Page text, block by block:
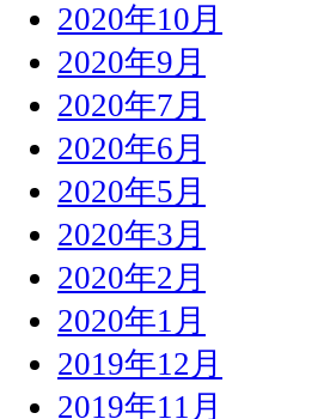
2020年10月
2020年9月
2020年7月
2020年6月
2020年5月
2020年3月
2020年2月
2020年1月
2019年12月
2019年11月